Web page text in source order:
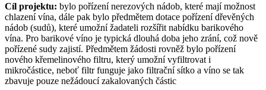
Cíl projektu: bylo pořízení nerezových nádob, které mají možnost
chlazení vína, dále pak bylo předmětem dotace pořízení dřevěných
nádob (sudů), které umožní žadateli rozšířit nabídku barikového
vína. Pro barikové víno je typická dlouhá doba jeho zrání, což nově
pořízené sudy zajistí. Předmětem žádosti rovněž bylo pořízení
nového křemelinového filtru, který umožní vyfiltrovat i
mikročástice, neboť filtr funguje jako filtrační sítko a víno se tak
zbavuje pouze nežádoucí zakalovaných částic